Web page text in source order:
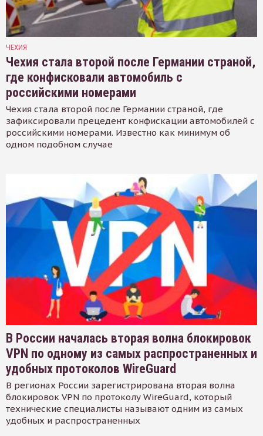
ЧЕХИЯ
Чехия стала второй после Германии страной,
где конфисковали автомобиль с
российскими номерами
Чехия стала второй после Германии страной, где
зафиксировали прецедент конфискации автомобилей с
российскими номерами. Известно как минимум об
одном подобном случае
В России началась вторая волна блокировок
VPN по одному из самых распространенных и
удобных протоколов WireGuard
В регионах России зарегистрирована вторая волна
блокировок VPN по протоколу WireGuard, который
технические специалисты называют одним из самых
удобных и распространенных